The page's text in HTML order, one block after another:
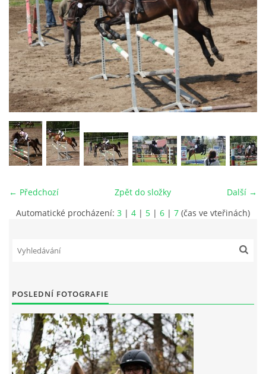
JEŽDĚNÍ PRO VEŘEJNOST
FOTOALBUM
VIDEA
ODKAZY
NOVÝ PŘEKÁŽKOVÝ MATERIÁL
CENÍK SLUŽEB
ČLENOVÉ RYCHVALDU 2023
7:4 (VELKÝ PÁTEK) KROUŽEK NEBUDE
← Předchozí Další →
Zpět do složky
Automatické procházení: 3 | 4 | 5 | 6 | 7 (čas ve vteřinách)
POSLEDNÍ FOTOGRAFIE